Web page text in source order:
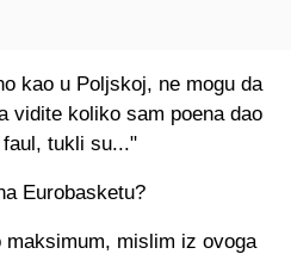
kao u Poljskoj, ne mogu da
vidite koliko sam poena dao
tukli su..."
Eurobasketu?
mislim iz ovoga